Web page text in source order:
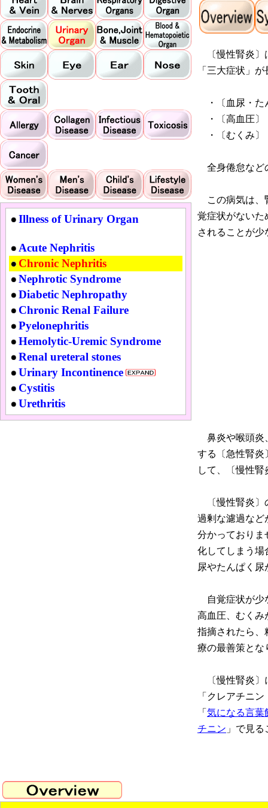
〔慢性腎炎〕
「三大症状」
・〔血尿・た
・〔高血圧〕
・〔むくみ〕
全身倦怠など
この病気は、
覚症状がないた
されることが
鼻炎や喉頭炎
する〔急性腎炎
して、〔慢性
〔慢性腎炎〕
過剰な濾過など
分かっておりま
化してしまう場
尿やたんぱく
自覚症状が少
高血圧、むくみ
指摘されたら、
療の最善策とな
〔慢性腎炎〕
「クレアチニ
「 気になる言葉
チニン 」で見
Illness of Urinary Organ
Acute Nephritis
Chronic Nephritis
Nephrotic Syndrome
Diabetic Nephropathy
Chronic Renal Failure
Pyelonephritis
Hemolytic-Uremic Syndrome
Renal ureteral stones
Urinary Incontinence
Cystitis
Urethritis